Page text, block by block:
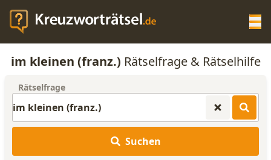
KREUZWORTRÄTSEL-HILFE
ANAGRAMM-GENERATOR
im kleinen (franz.) Rätselfrage & Rätselhilfe
Rätselfrage
Suchen